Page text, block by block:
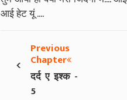
आई हेट यूं ....
‹
Previous
Chapter
दर्द ए इश्क -
5